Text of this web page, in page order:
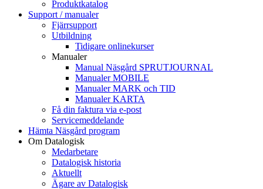
Produktkatalog
Support / manualer
Fjärrsupport
Utbildning
Tidigare onlinekurser
Manualer
Manual Näsgård SPRUTJOURNAL
Manualer MOBILE
Manualer MARK och TID
Manualer KARTA
Få din faktura via e-post
Servicemeddelande
Hämta Näsgård program
Om Datalogisk
Medarbetare
Datalogisk historia
Aktuellt
Ägare av Datalogisk